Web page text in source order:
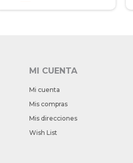
MI CUENTA
Mi cuenta
Mis compras
Mis direcciones
Wish List